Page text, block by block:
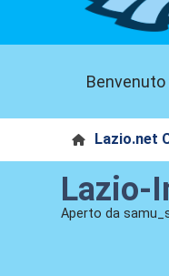
Benvenuto
Lazio.net
Lazio-
Aperto da